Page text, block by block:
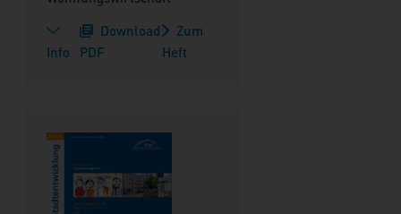
Info
Download
PDF
Zum
Heft